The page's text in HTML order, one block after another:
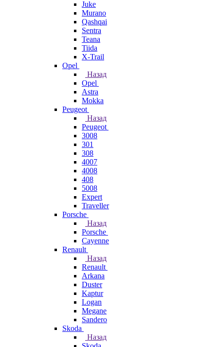
Juke
Murano
Qashqai
Sentra
Teana
Tiida
X-Trail
Opel
Назад
Opel
Astra
Mokka
Peugeot
Назад
Peugeot
3008
301
308
4007
4008
408
5008
Expert
Traveller
Porsche
Назад
Porsche
Cayenne
Renault
Назад
Renault
Arkana
Duster
Kaptur
Logan
Megane
Sandero
Skoda
Назад